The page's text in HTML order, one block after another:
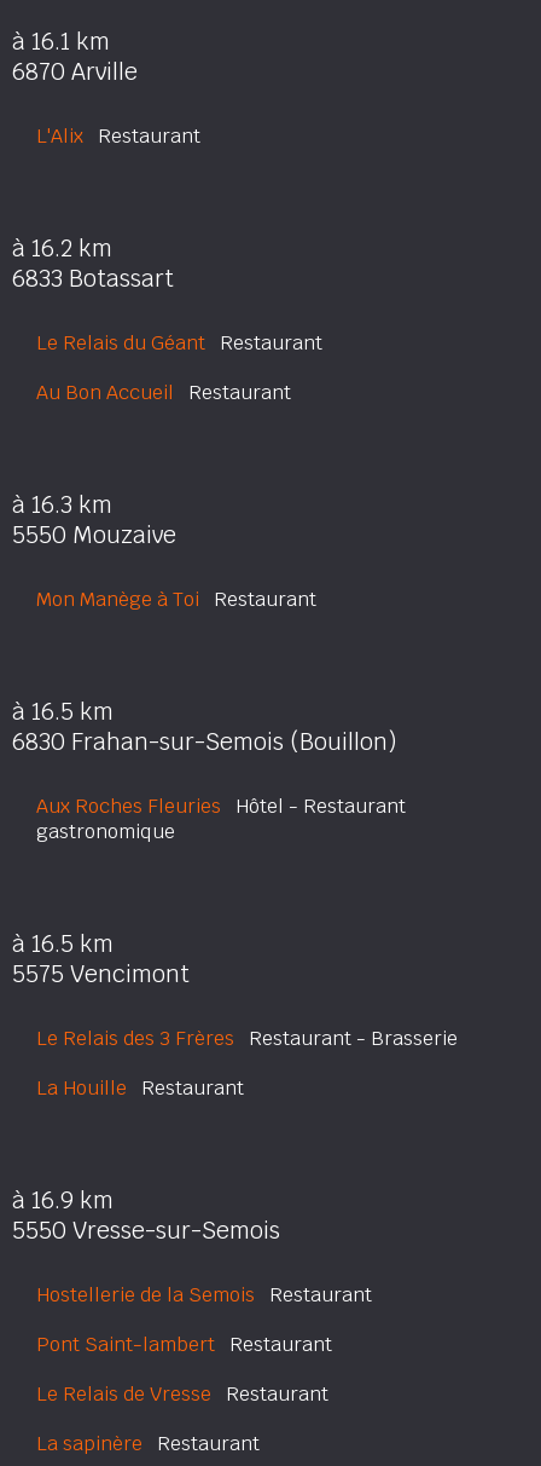
à 16.1 km
6870 Arville
L'Alix Restaurant
à 16.2 km
6833 Botassart
Le Relais du Géant Restaurant
Au Bon Accueil Restaurant
à 16.3 km
5550 Mouzaive
Mon Manège à Toi Restaurant
à 16.5 km
6830 Frahan-sur-Semois (Bouillon)
Aux Roches Fleuries Hôtel - Restaurant
gastronomique
à 16.5 km
5575 Vencimont
Le Relais des 3 Frères Restaurant - Brasserie
La Houille Restaurant
à 16.9 km
5550 Vresse-sur-Semois
Hostellerie de la Semois Restaurant
Pont Saint-lambert Restaurant
Le Relais de Vresse Restaurant
La sapinère Restaurant